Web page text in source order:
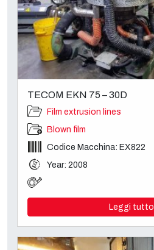
TECOM EKN 75 – 30D
Film extrusion lines
Blown film
Codice Macchina: EX822
Year: 2008
Leggi tutto